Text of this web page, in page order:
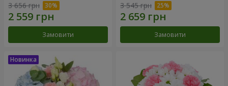
3 656 грн
Замовити
3 545 грн
Замовити